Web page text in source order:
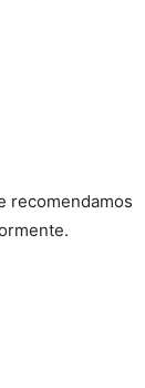
recomendamos